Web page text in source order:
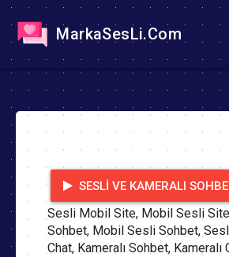
MarkaSesLi.Com
SESLI VE KAMERALI
Sesli Mobil Site, Mobil Sesli
Sohbet, Mobil Sesli Sohbet,
Chat, Kameralı Sohbet, Kameralı